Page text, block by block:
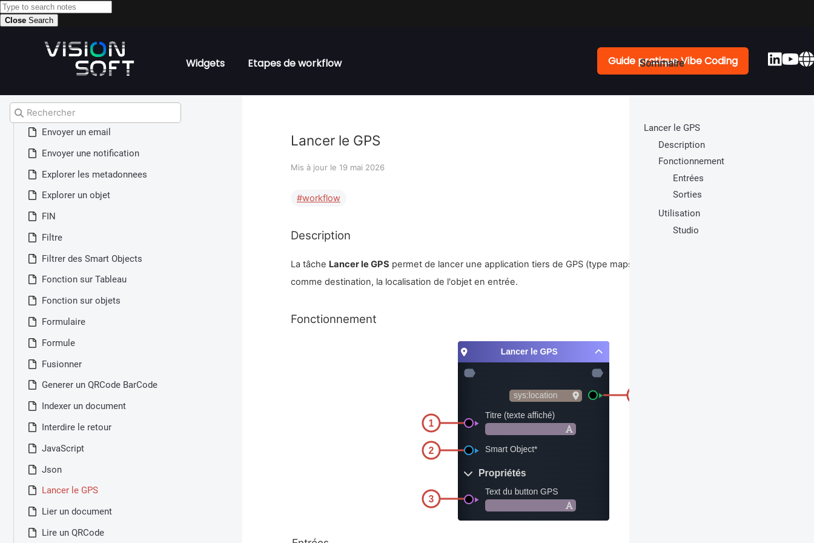
Close Search
Widgets Etapes de workflow Guide pratique Vibe Coding
Rechercher
Créer un fichier ZIP
DEPART
Documents
Editer un Smart Object
Editer un document UI
Envoyer un email
Envoyer une notification
Explorer les metadonnees
Explorer un objet
FIN
Filtre
Filtrer des Smart Objects
Fonction sur Tableau
Fonction sur objets
Formulaire
Formule
Fusionner
Generer un QRCode BarCode
Indexer un document
Interdire le retour
JavaScript
Json
Lancer le GPS
Lier un document
Lire un QRCode
Lancer le GPS
Mis à jour le 19 mai 2026
workflow
Description
La tâche Lancer le GPS permet de lancer une application tiers de GPS (type maps) et de lancer un itinéraire avec
comme destination, la localisation de l'objet en entrée.
Fonctionnement
Lancer le GPS
Description
Fonctionnement
Entrées
Sorties
Utilisation
Studio